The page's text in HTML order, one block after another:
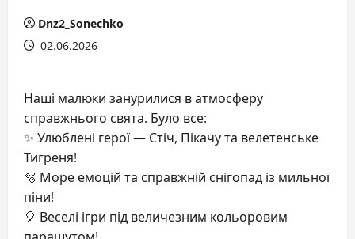
Dnz2_Sonechko
02.06.2026
Наші малюки занурилися в атмосферу
справжнього свята. Було все:
✨ Улюблені герої — Стіч, Пікачу та велетенське
Тигреня!
🫧 Море емоцій та справжній снігопад із мильної
піни!
🎈 Веселі ігри під величезним кольоровим